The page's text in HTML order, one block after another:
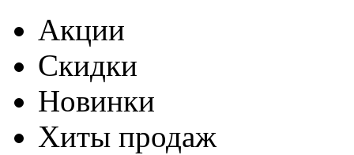
Акции
Скидки
Новинки
Хиты продаж